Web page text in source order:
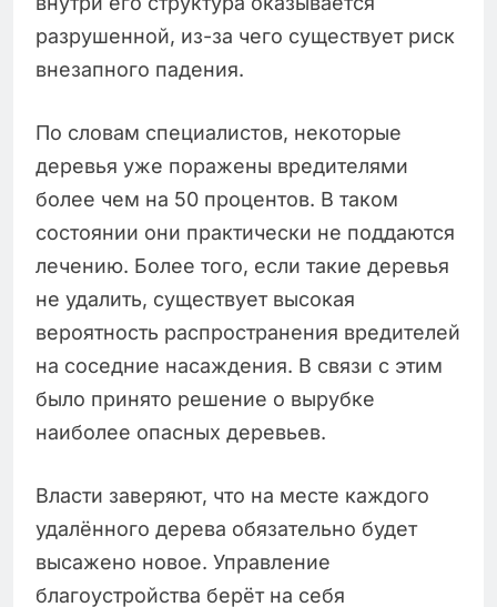
разрушенной, из-за чего существует риск
внезапного падения.
По словам специалистов, некоторые
деревья уже поражены вредителями
более чем на 50 процентов. В таком
состоянии они практически не поддаются
лечению. Более того, если такие деревья
не удалить, существует высокая
вероятность распространения вредителей
на соседние насаждения. В связи с этим
было принято решение о вырубке
наиболее опасных деревьев.
Власти заверяют, что на месте каждого
удалённого дерева обязательно будет
высажено новое. Управление
благоустройства берёт на себя